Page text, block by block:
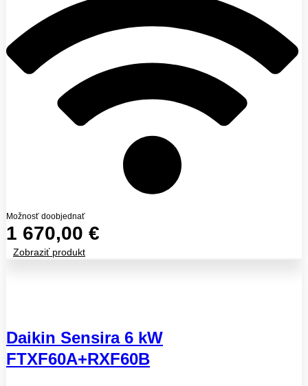
Možnosť doobjednať
1 670,00 €
Zobraziť produkt
Daikin Sensira 6 kW
FTXF60A+RXF60B